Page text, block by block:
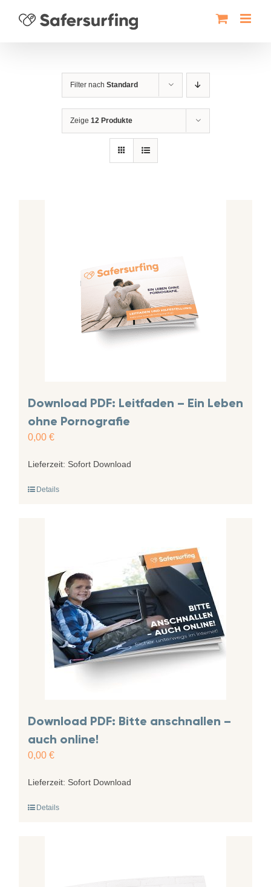
Inhalt
Filter nach Standard
Zeige 12 Produkte
Download PDF: Leitfaden – Ein Leben
ohne Pornografie
0,00 €
Lieferzeit: Sofort Download
Details
Download PDF: Bitte anschnallen –
auch online!
0,00 €
Lieferzeit: Sofort Download
Details